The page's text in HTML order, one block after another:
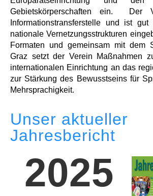
Gebietskörperschaften ein. Der
Informationstransferstelle und ist
nationale Vernetzungsstrukturen
Formaten und gemeinsam mit dem
Graz setzt der Verein Maßnahmen
internationalen Einrichtung an das
zur Stärkung des Bewusstseins für
Mehrsprachigkeit.
Unser aktueller
Jahresbericht
2025